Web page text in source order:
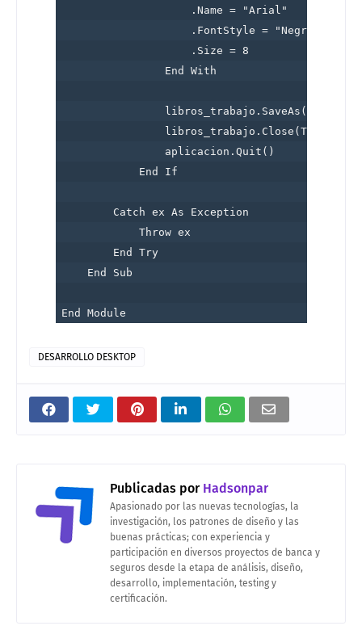
                    .Name = "Arial"
                    .FontStyle = "Negrita"
                    .Size = 8
                End With
                libros_trabajo.Close(True)
                aplicacion.Quit()
            End If
        Catch ex As Exception
            Throw ex
        End Try
    End Sub
DESARROLLO DESKTOP
Publicadas porHadsonpar
Apasionado por las nuevas tecnologías, la
investigación, los patrones de diseño y las
buenas prácticas; con experiencia y
participación en diversos proyectos de banca y
seguros desde la etapa de análisis, diseño,
desarrollo, implementación, testing y
certificación.